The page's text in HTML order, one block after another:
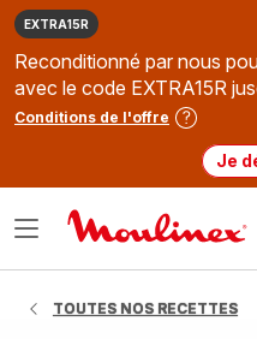
EXTRA15R
Reconditionné par nous
avec le code EXTRA15R
Conditions de l'offre
Je
Ouvrir
TOUTES NOS RECETTES